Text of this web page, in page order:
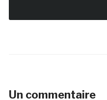
Un commentaire